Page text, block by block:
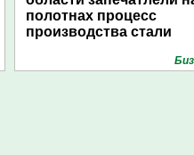
полотнах процесс
производства стали